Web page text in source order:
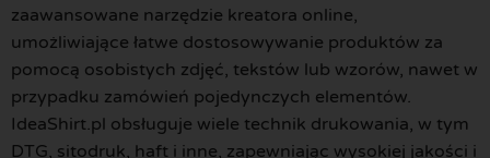
zaawansowane narzędzie kreatora online,
umożliwiające łatwe dostosowywanie produktów za
pomocą osobistych zdjęć, tekstów lub wzorów, nawet w
przypadku zamówień pojedynczych elementów.
IdeaShirt.pl obsługuje wiele technik drukowania, w tym
DTG, sitodruk, haft i inne, zapewniając wysokiej jakości i